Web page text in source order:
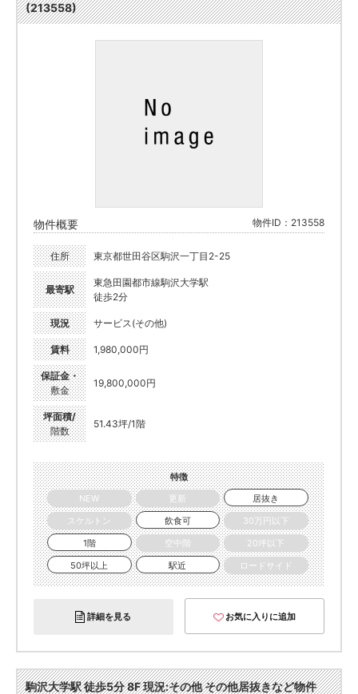
(213558)
物件概要 物件ID：213558
住所 東京都世田谷区駒沢一丁目2-25
最寄駅
東急田園都市線駒沢大学駅
徒歩2分
現況 サービス(その他)
賃料 1,980,000円
保証金・
敷金
19,800,000円
坪面積/
階数
51.43坪/1階
特徴
NEW
更新
居抜き
スケルトン
飲食可
30万円以下
1階
空中階
20坪以下
50坪以上
駅近 ロードサイド
詳細を見る お気に入りに追加
駒沢大学駅 徒歩5分 8F 現況:その他 その他居抜きなど物件